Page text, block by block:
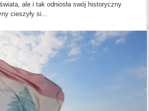
ale i tak odniosła swój historyczny
cieszyły si...